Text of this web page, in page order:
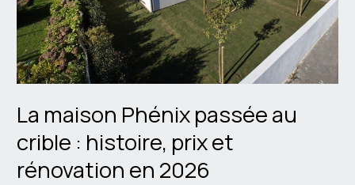
La maison Phénix passée au
crible : histoire, prix et
rénovation en 2026
et
rénovation
en
2026